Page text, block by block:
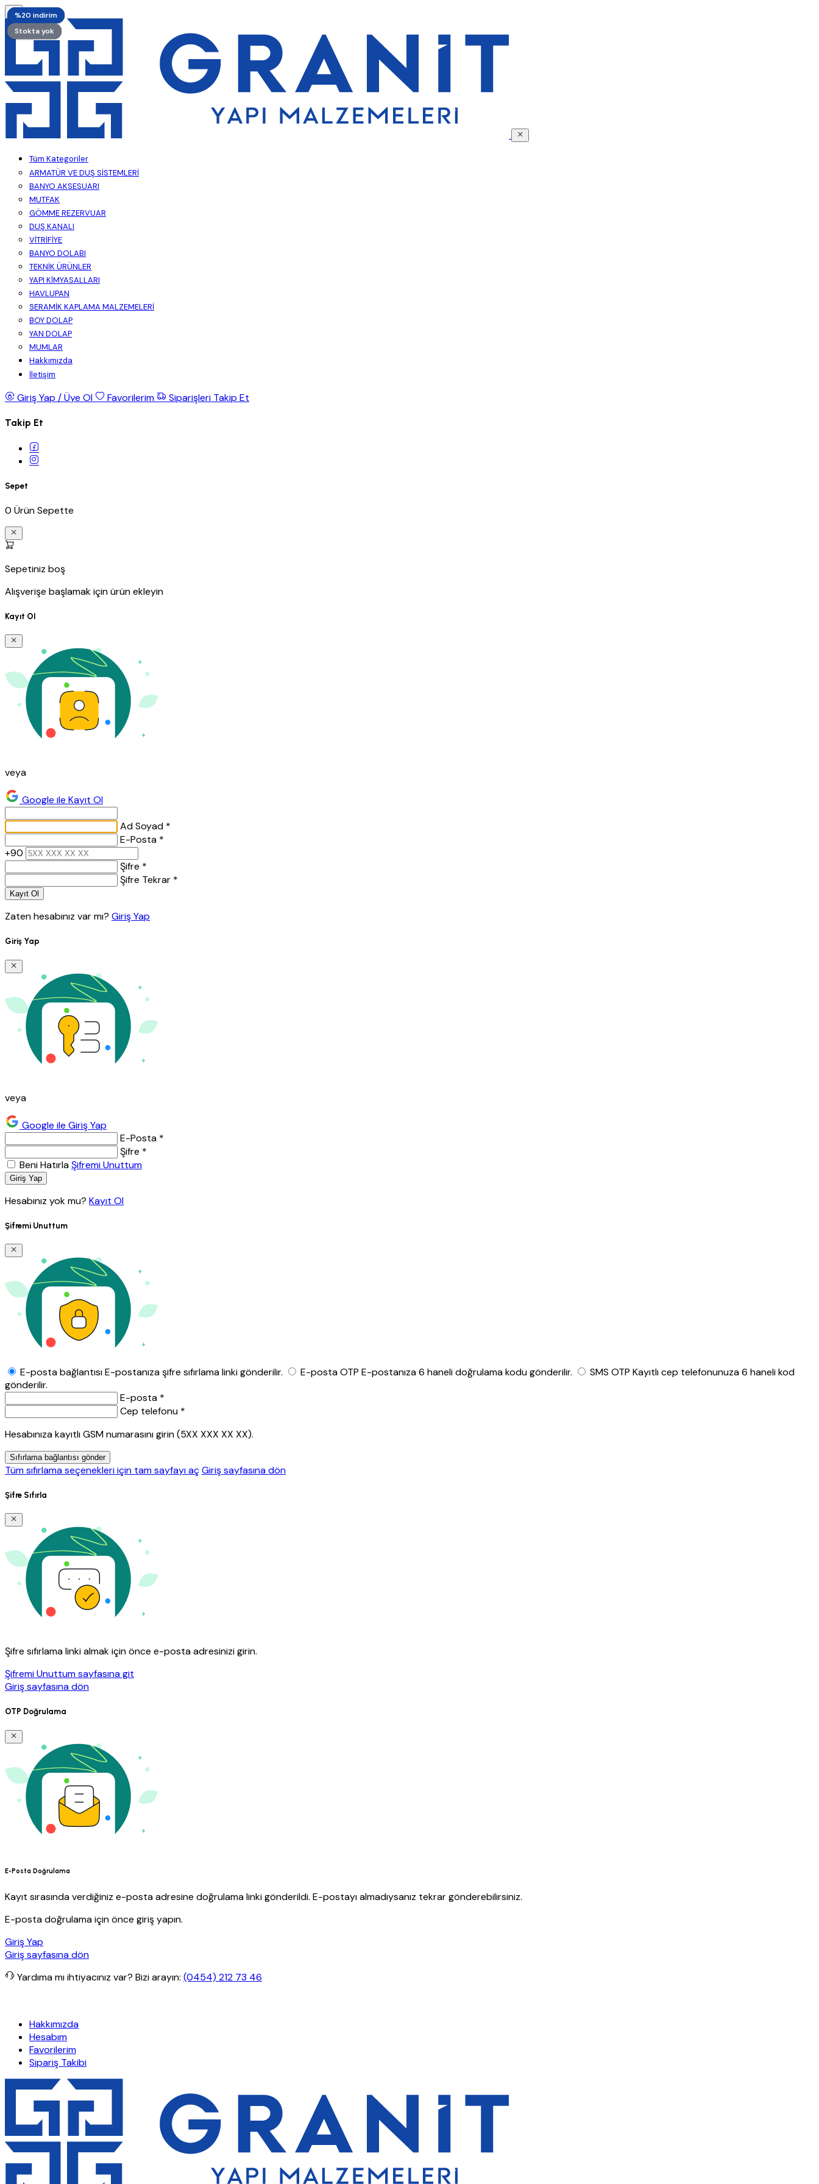
Tüm Kategoriler
ARMATÜR VE DUŞ SİSTEMLERİ
BANYO AKSESUARI
MUTFAK
GÖMME REZERVUAR
DUŞ KANALI
VİTRİFİYE
BANYO DOLABI
TEKNİK ÜRÜNLER
YAPI KİMYASALLARI
HAVLUPAN
SERAMİK KAPLAMA MALZEMELERİ
BOY DOLAP
YAN DOLAP
MUMLAR
Hakkımızda
İletişim
Giriş Yap / Üye Ol Favorilerim Siparişleri Takip Et
Takip Et
Sepet
0 Ürün Sepette
Sepetiniz boş
Alışverişe başlamak için ürün ekleyin
Kayıt Ol
veya
Google ile Kayıt Ol
Ad Soyad *
E-Posta *
+90
Şifre *
Şifre Tekrar *
Kayıt Ol
Zaten hesabınız var mı? Giriş Yap
Giriş Yap
veya
Google ile Giriş Yap
E-Posta *
Şifre *
Beni HatırlaŞifremi Unuttum
Giriş Yap
Hesabınız yok mu? Kayıt Ol
Şifremi Unuttum
E-posta bağlantısıE-postanıza şifre sıfırlama linki gönderilir. E-posta OTP E-postanıza 6 haneli doğrulama kodu gönderilir. SMS OTP Kayıtlı cep telefonunuza 6 haneli kod
gönderilir.
E-posta *
Cep telefonu *
Hesabınıza kayıtlı GSM numarasını girin (5XX XXX XX XX).
Sıfırlama bağlantısı gönder
Tüm sıfırlama seçenekleri için tam sayfayı açGiriş sayfasına dön
Şifre Sıfırla
Şifre sıfırlama linki almak için önce e-posta adresinizi girin.
Şifremi Unuttum sayfasına git
Giriş sayfasına dön
OTP Doğrulama
E-Posta Doğrulama
Kayıt sırasında verdiğiniz e-posta adresine doğrulama linki gönderildi. E-postayı almadıysanız tekrar gönderebilirsiniz.
E-posta doğrulama için önce giriş yapın.
Giriş Yap
Giriş sayfasına dön
Yardıma mı ihtiyacınız var? Bizi arayın: (0454) 212 73 46
Hakkımızda
Hesabım
Favorilerim
Sipariş Takibi
%20 indirim
Stokta yok
%20 indirim
Stokta yok
%20 indirim
Stokta yok
%20 indirim
Stokta yok